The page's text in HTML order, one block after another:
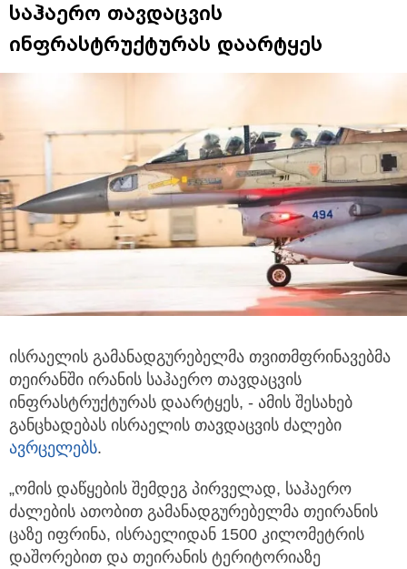
საჰაერო თავდაცვის
ინფრასტრუქტურას დაარტყეს
ისრაელის გამანადგურებელმა თვითმფრინავებმა
თეირანში ირანის საჰაერო თავდაცვის
ინფრასტრუქტურას დაარტყეს, - ამის შესახებ
განცხადებას ისრაელის თავდაცვის ძალები
ავრცელებს.
„ომის დაწყების შემდეგ პირველად, საჰაერო
ძალების ათობით გამანადგურებელმა თეირანის
ცაზე იფრინა, ისრაელიდან 1500 კილომეტრის
დაშორებით და თეირანის ტერიტორიაზე